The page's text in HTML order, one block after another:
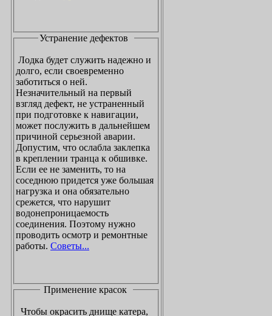
Устранение дефектов
Лодка будет служить надежно и
долго, если своевременно
заботиться о ней.
Незначительный на первый
взгляд дефект, не устраненный
при подготовке к навигации,
может послужить в дальнейшем
причиной серьезной аварии.
Допустим, что ослабла заклепка
в креплении транца к обшивке.
Если ее не заменить, то на
соседнюю придется уже большая
нагрузка и она обязательно
срежется, что нарушит
водонепроницаемость
соединения. Поэтому нужно
проводить осмотр и ремонтные
работы. Советы...
Применение красок